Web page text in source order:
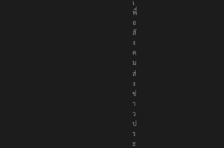
เ
พื่
อ
สั
ง
ค
ม
ส่
ง
ข่
า
ว
ป
ร
ะ